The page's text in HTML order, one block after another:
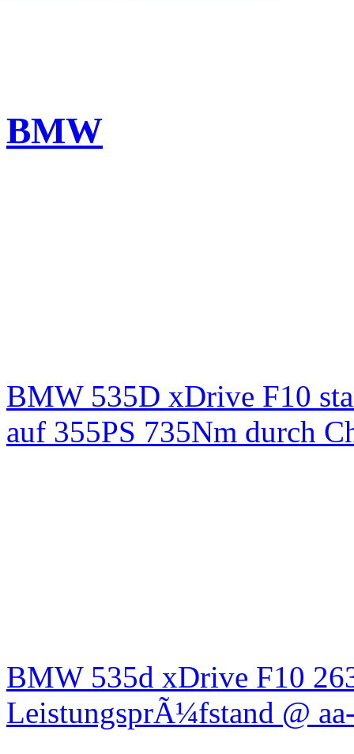
BMW
BMW 535D xDrive F10
auf 355PS 735Nm durch
BMW 535d xDrive F10
LeistungsprÃ¼fstand @